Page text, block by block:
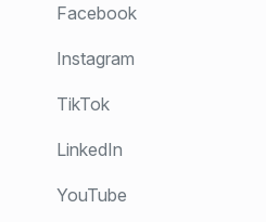
Facebook
Instagram
TikTok
LinkedIn
YouTube